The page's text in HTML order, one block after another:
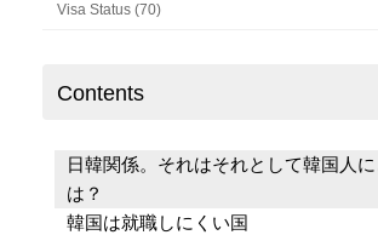
Visa Status (70)
Contents
日韓関係。それはそれとして韓国人
は？
韓国は就職しにくい国